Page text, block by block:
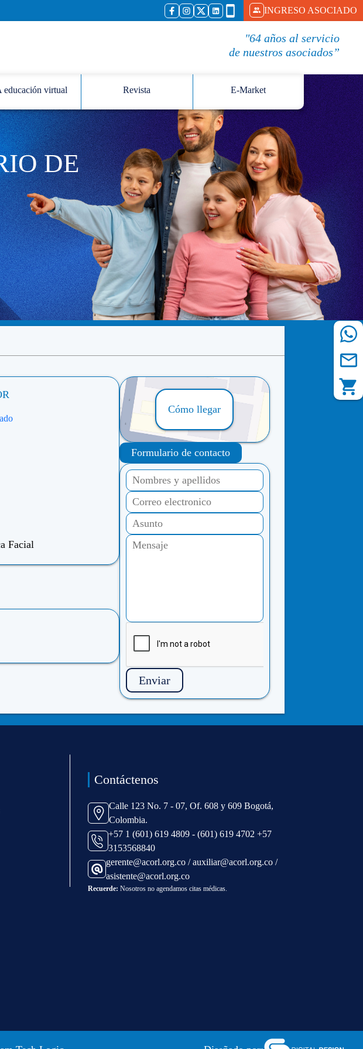
INGRESO ASOCIADO
"64 años al servicio
de nuestros asociados”
educación virtual Revista E-Market
DE
Facial
Cómo llegar
Formulario de contacto
Enviar
Contáctenos
Calle 123 No. 7 - 07, Of. 608 y 609 Bogotá,
Colombia.
+57 1 (601) 619 4809 - (601) 619 4702 +57
3153568840
gerente@acorl.org.co / auxiliar@acorl.org.co /
asistente@acorl.org.co
Recuerde: Nosotros no agendamos citas médicas.